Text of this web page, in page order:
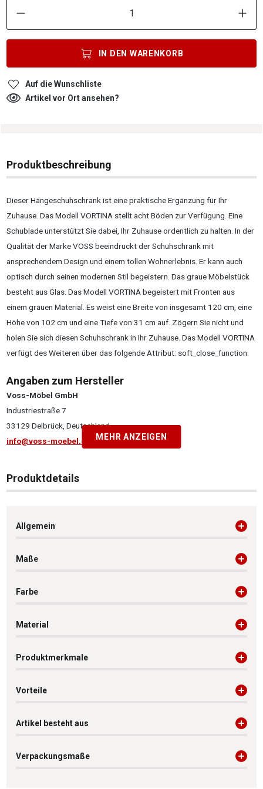
IN DEN WARENKORB
Auf die Wunschliste
Artikel vor Ort ansehen?
Produktbeschreibung
Dieser Hängeschuhschrank ist eine praktische Ergänzung für Ihr
Zuhause. Das Modell VORTINA stellt acht Böden zur Verfügung. Eine
Schublade unterstützt Sie dabei, Ihr Zuhause ordentlich zu halten. In der
Qualität der Marke VOSS beeindruckt der Schuhschrank mit
ansprechendem Design und einem tollen Wohnerlebnis. Er kann auch
optisch durch seinen modernen Stil begeistern. Das graue Möbelstück
besteht aus Glas. Das Modell VORTINA begeistert mit Fronten aus
einem grauen Material. Es weist eine Breite von insgesamt 120 cm, eine
Höhe von 102 cm und eine Tiefe von 31 cm auf. Zögern Sie nicht und
holen Sie sich diesen Schuhschrank in Ihr Zuhause. Das Modell VORTINA
verfügt des Weiteren über das folgende Attribut: soft_close_function.
Angaben zum Hersteller
Voss-Möbel GmbH
Industriestraße 7
33129 Delbrück, Deutschland
info@voss-moebel.de
MEHR ANZEIGEN
Produktdetails
Allgemein
Maße
Farbe
Material
Produktmerkmale
Vorteile
Artikel besteht aus
Verpackungsmaße